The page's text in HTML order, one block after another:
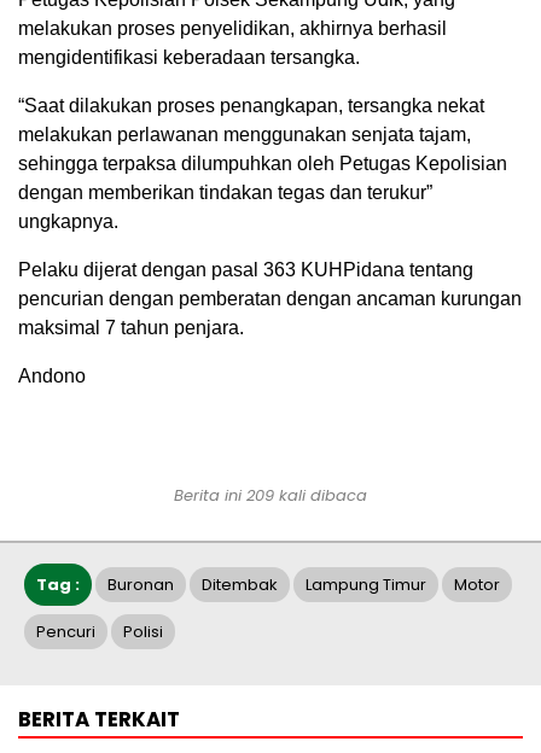
melakukan proses penyelidikan, akhirnya berhasil
mengidentifikasi keberadaan tersangka.
“Saat dilakukan proses penangkapan, tersangka nekat
melakukan perlawanan menggunakan senjata tajam,
sehingga terpaksa dilumpuhkan oleh Petugas Kepolisian
dengan memberikan tindakan tegas dan terukur”
ungkapnya.
Pelaku dijerat dengan pasal 363 KUHPidana tentang
pencurian dengan pemberatan dengan ancaman kurungan
maksimal 7 tahun penjara.
Andono
Berita ini 209 kali dibaca
Tag : Buronan Ditembak Lampung Timur Motor
Pencuri Polisi
BERITA TERKAIT